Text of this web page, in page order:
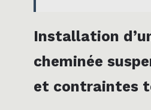
Installation
cheminée
et contraintes